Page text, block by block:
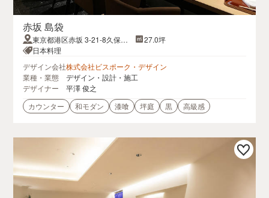
赤坂 島袋
東京都港区赤坂 3-21-8久保ビ
ル
27.0坪
日本料理
デザイン会社株式会社ビスポーク・デザイン
業種・業態
デザイン・設計・施工
デザイナー
平澤 俊之
カウンター
和モダン 漆喰 坪庭 黒 高級感